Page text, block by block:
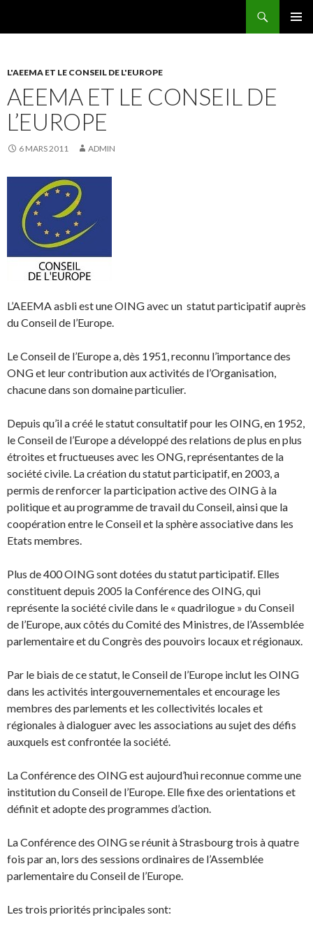
L'AEEMA ET LE CONSEIL DE L'EUROPE
AEEMA ET LE CONSEIL DE
L’EUROPE
6 MARS 2011 ADMIN
L’AEEMA asbli est une OING avec un statut participatif auprès
du Conseil de l’Europe.
Le Conseil de l’Europe a, dès 1951, reconnu l’importance des
ONG et leur contribution aux activités de l’Organisation,
chacune dans son domaine particulier.
Depuis qu’il a créé le statut consultatif pour les OING, en 1952,
le Conseil de l’Europe a développé des relations de plus en plus
étroites et fructueuses avec les ONG, représentantes de la
société civile. La création du statut participatif, en 2003, a
permis de renforcer la participation active des OING à la
politique et au programme de travail du Conseil, ainsi que la
coopération entre le Conseil et la sphère associative dans les
Etats membres.
Plus de 400 OING sont dotées du statut participatif. Elles
constituent depuis 2005 la Conférence des OING, qui
représente la société civile dans le « quadrilogue » du Conseil
de l’Europe, aux côtés du Comité des Ministres, de l’Assemblée
parlementaire et du Congrès des pouvoirs locaux et régionaux.
Par le biais de ce statut, le Conseil de l’Europe inclut les OING
dans les activités intergouvernementales et encourage les
membres des parlements et les collectivités locales et
régionales à dialoguer avec les associations au sujet des défis
auxquels est confrontée la société.
La Conférence des OING est aujourd’hui reconnue comme une
institution du Conseil de l’Europe. Elle fixe des orientations et
définit et adopte des programmes d’action.
La Conférence des OING se réunit à Strasbourg trois à quatre
fois par an, lors des sessions ordinaires de l’Assemblée
parlementaire du Conseil de l’Europe.
Les trois priorités principales sont: